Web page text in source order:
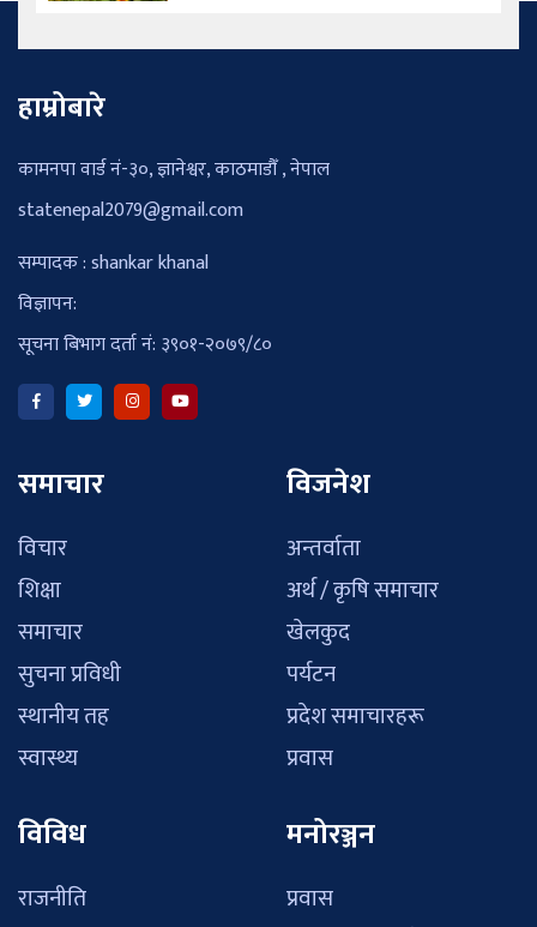
हाम्रोबारे
कामनपा वार्ड नं-३०, ज्ञानेश्वर, काठमाडौँ , नेपाल
statenepal2079@gmail.com
सम्पादक : shankar khanal
विज्ञापन:
सूचना बिभाग दर्ता नं: ३९०१-२०७९/८०
समाचार
विचार
शिक्षा
समाचार
सुचना प्रविधी
स्थानीय तह
स्वास्थ्य
विजनेश
अन्तर्वाता
अर्थ / कृषि समाचार
खेलकुद
पर्यटन
प्रदेश समाचारहरू
प्रवास
विविध
राजनीति
मनोरञ्जन
प्रवास